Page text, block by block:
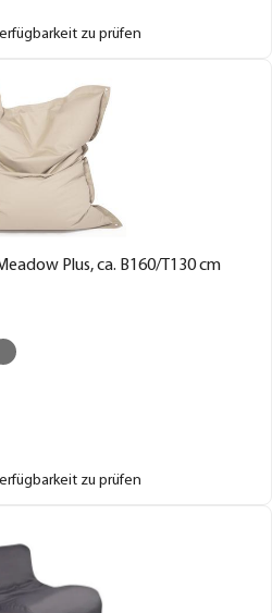
zu prüfen
Plus, ca. B160/T130 cm
zu prüfen